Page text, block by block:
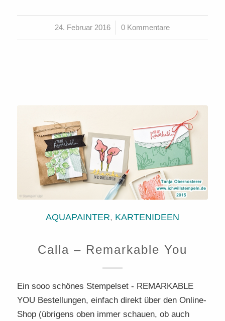
24. Februar 2016
/ 0 Kommentare
AQUAPAINTER, KARTENIDEEN
Calla – Remarkable You
Ein sooo schönes Stempelset - REMARKABLE
YOU Bestellungen, einfach direkt über den Online-
Shop (übrigens oben immer schauen, ob auch